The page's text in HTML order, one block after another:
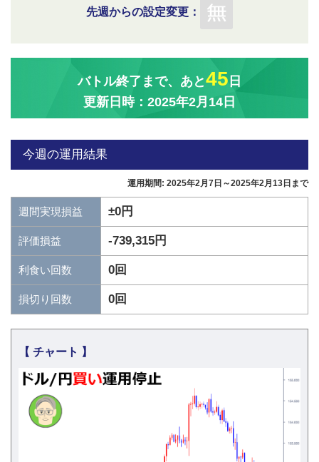
先週からの設定変更：
バトル終了まで、あと45 日
更新日時：2025年2月14日
今週の運用結果
運用期間: 2025年2月7日～2025年2月13日まで
週間実現損益 ±0円
評価損益 -739,315円
利食い回数 0回
損切り回数 0回
【 チャート 】